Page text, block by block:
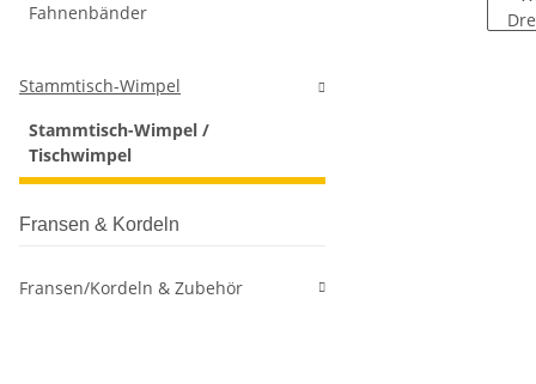
Fahnenbänder
Stammtisch-Wimpel
Stammtisch-Wimpel /
Tischwimpel
Fransen & Kordeln
Fransen/Kordeln & Zubehör